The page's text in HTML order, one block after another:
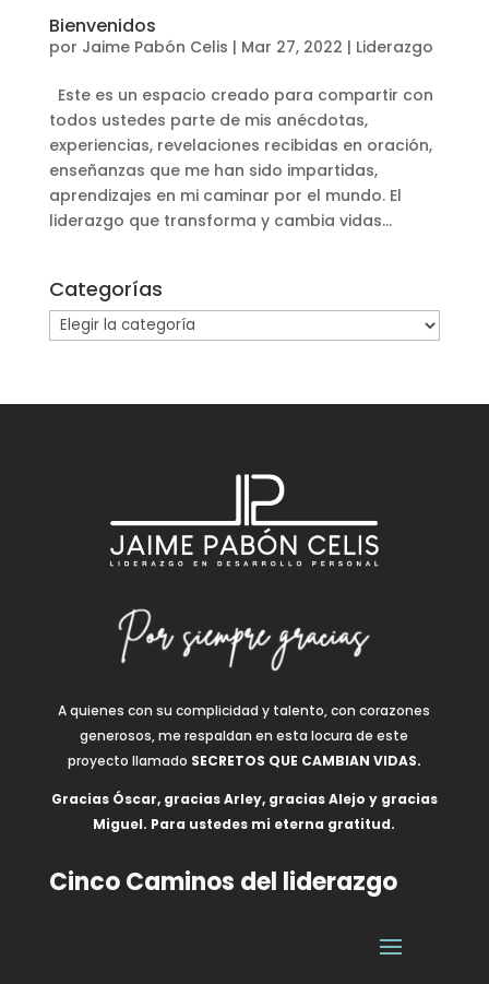
Bienvenidos
por Jaime Pabón Celis | Mar 27, 2022 | Liderazgo
Este es un espacio creado para compartir con
todos ustedes parte de mis anécdotas,
experiencias, revelaciones recibidas en oración,
enseñanzas que me han sido impartidas,
aprendizajes en mi caminar por el mundo. El
liderazgo que transforma y cambia vidas...
Categorías
Categorías
A quienes con su complicidad y talento, con corazones
generosos, me respaldan en esta locura de este
proyecto llamado SECRETOS QUE CAMBIAN VIDAS.
Gracias Óscar, gracias Arley, gracias Alejo y gracias
Miguel. Para ustedes mi eterna gratitud.
Cinco Caminos del liderazgo